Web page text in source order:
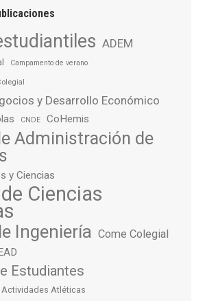
ADEM
Campamento de verano
y Desarrollo Económico
CNDE CoHemis
Administración de
y Ciencias
Ciencias
Ingeniería Come Colegial
Estudiantes
Atléticas